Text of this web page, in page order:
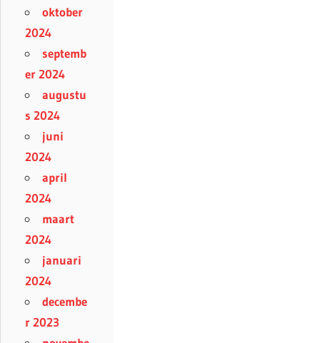
oktober
2024
septemb
er 2024
augustu
s 2024
juni
2024
april
2024
maart
2024
januari
2024
decembe
r 2023